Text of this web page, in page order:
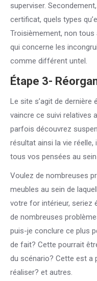
superviser.
certificat, quels types
Troisièmement, non
qui concerne les
comme différent untel.
Étape 3-
Le site s’agit de
vaincre ce suivi relatives
parfois découvrez
résultat ainsi la vie
tous vos pensées au
Voulez de nombreuses
meubles au sein de
votre for intérieur, seriez
de nombreuses
puis-je conclure ce plus
de fait? Cette pourrait
du scénario? Cette est a
réaliser? et autres.